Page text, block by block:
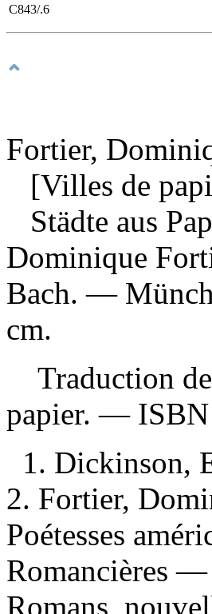
C843/.6
Fortier,
[Villes de
Städte aus
Dominique
Bach. —
cm.
Traduction
papier. — ISBN
1. Dickinson,
2. Fortier,
Poétesses
Romancières
Romans,